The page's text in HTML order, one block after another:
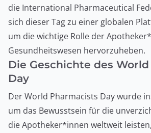
die International Pharmaceutical
sich dieser Tag zu einer globalen
um die wichtige Rolle der
Gesundheitswesen hervorzuheben.
Die Geschichte des
Day
Der World Pharmacists Day wurde
um das Bewusstsein für die
die Apotheker*innen weltweit